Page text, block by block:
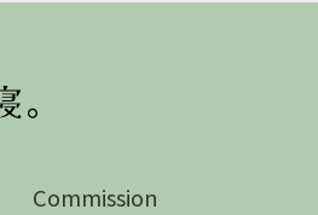
Commission